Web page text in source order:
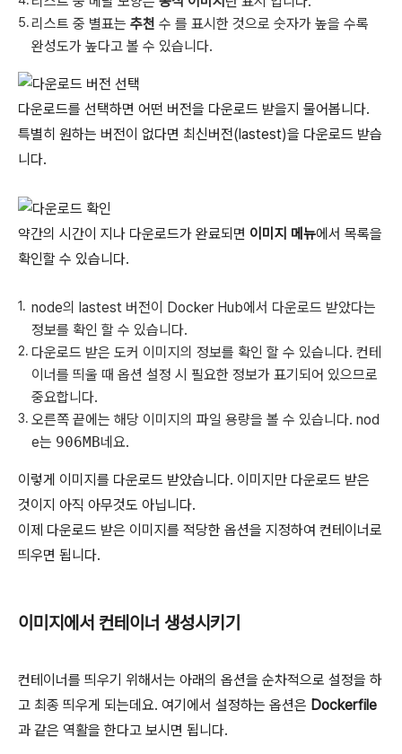
리스트 중 별표는 추천 수 를 표시한 것으로 숫자가 높을 수록
완성도가 높다고 볼 수 있습니다.
다운로드를 선택하면 어떤 버전을 다운로드 받을지 물어봅니다.
특별히 원하는 버전이 없다면 최신버전(lastest)을 다운로드 받습
니다.
약간의 시간이 지나 다운로드가 완료되면 이미지 메뉴에서 목록을
확인할 수 있습니다.
node의 lastest 버전이 Docker Hub에서 다운로드 받았다는
정보를 확인 할 수 있습니다.
다운로드 받은 도커 이미지의 정보를 확인 할 수 있습니다. 컨테
이너를 띄울 때 옵션 설정 시 필요한 정보가 표기되어 있으므로
중요합니다.
오른쪽 끝에는 해당 이미지의 파일 용량을 볼 수 있습니다. nod
e는 906MB네요.
이렇게 이미지를 다운로드 받았습니다. 이미지만 다운로드 받은
것이지 아직 아무것도 아닙니다.
이제 다운로드 받은 이미지를 적당한 옵션을 지정하여 컨테이너로
띄우면 됩니다.
이미지에서 컨테이너 생성시키기
컨테이너를 띄우기 위해서는 아래의 옵션을 순차적으로 설정을 하
고 최종 띄우게 되는데요. 여기에서 설정하는 옵션은 Dockerfile
과 같은 역활을 한다고 보시면 됩니다.